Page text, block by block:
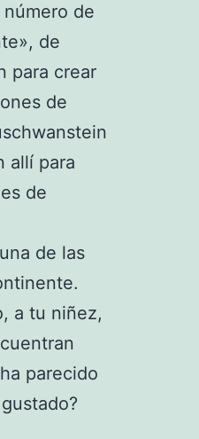
de
de
para crear
de
allí para
de
de las
a tu niñez,
parecido